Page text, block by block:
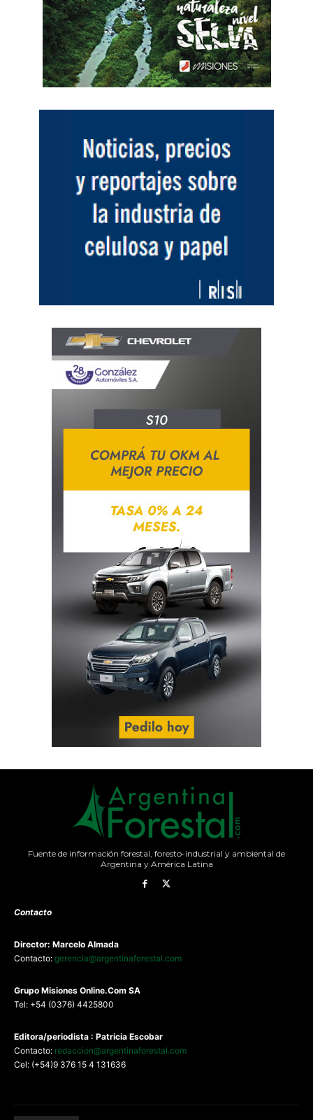
Fuente de información forestal, foresto-industrial y ambiental de
Argentina y América Latina
Contacto
Director: Marcelo Almada
Contacto: gerencia@argentinaforestal.com
Grupo Misiones Online.Com SA
Tel: +54 (0376) 4425800
Editora/periodista : Patricia Escobar
Contacto: redaccion@argentinaforestal.com
Cel: (+54)9 376 15 4 131636